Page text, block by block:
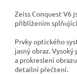
Zeiss Conquest V6
přiblížením
Prvky optického
jasný obraz.
a prokreslení
detailní přečtení.